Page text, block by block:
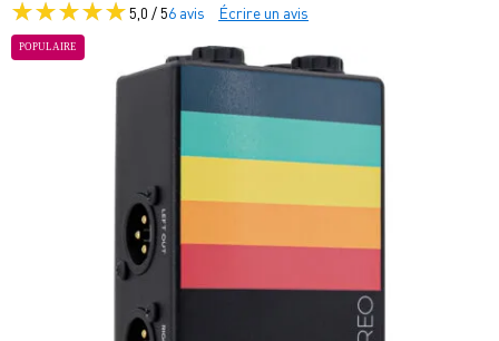
5,0 / 56 avis Écrire un avis
POPULAIRE